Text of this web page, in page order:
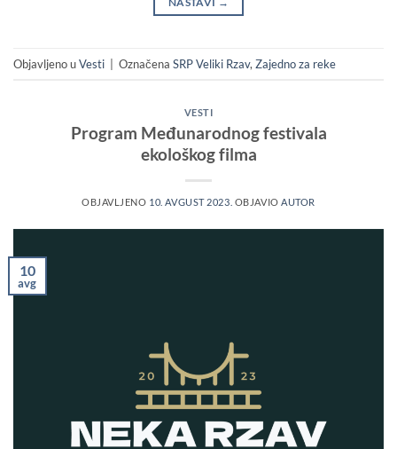
Objavljeno uVesti Označena SRP Veliki Rzav, Zajedno za reke
VESTI
Program Međunarodnog festivala
ekološkog filma
OBJAVLJENO 10. AVGUST 2023. OBJAVIOAUTOR
10
avg